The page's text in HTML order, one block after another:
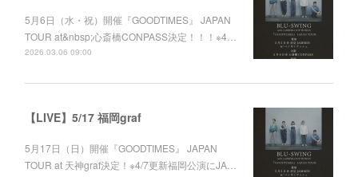
5月6日（水・祝）開催『GOODTIMES』 JAPAN
TOUR at&nbsp;心斎橋CONPASS決定！！！※4…
2026.03.06 09:00
【LIVE】5/17 福岡graf
5月17日（日）開催『GOODTIMES』 JAPAN
TOUR at 天神graf決定！※4/7更新福岡公演にJA…